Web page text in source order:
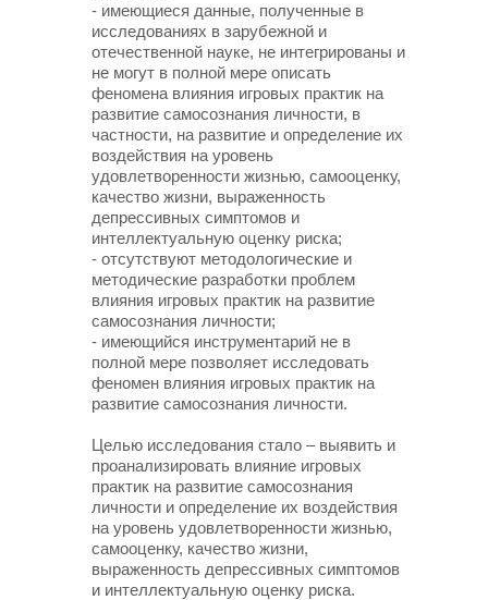
- имеющиеся данные, полученные в
исследованиях в зарубежной и
отечественной науке, не интегрированы и
не могут в полной мере описать
феномена влияния игровых практик на
развитие самосознания личности, в
частности, на развитие и определение их
воздействия на уровень
удовлетворенности жизнью, самооценку,
качество жизни, выраженность
депрессивных симптомов и
интеллектуальную оценку риска;
- отсутствуют методологические и
методические разработки проблем
влияния игровых практик на развитие
самосознания личности;
- имеющийся инструментарий не в
полной мере позволяет исследовать
феномен влияния игровых практик на
развитие самосознания личности.
Целью исследования стало – выявить и
проанализировать влияние игровых
практик на развитие самосознания
личности и определение их воздействия
на уровень удовлетворенности жизнью,
самооценку, качество жизни,
выраженность депрессивных симптомов
и интеллектуальную оценку риска.